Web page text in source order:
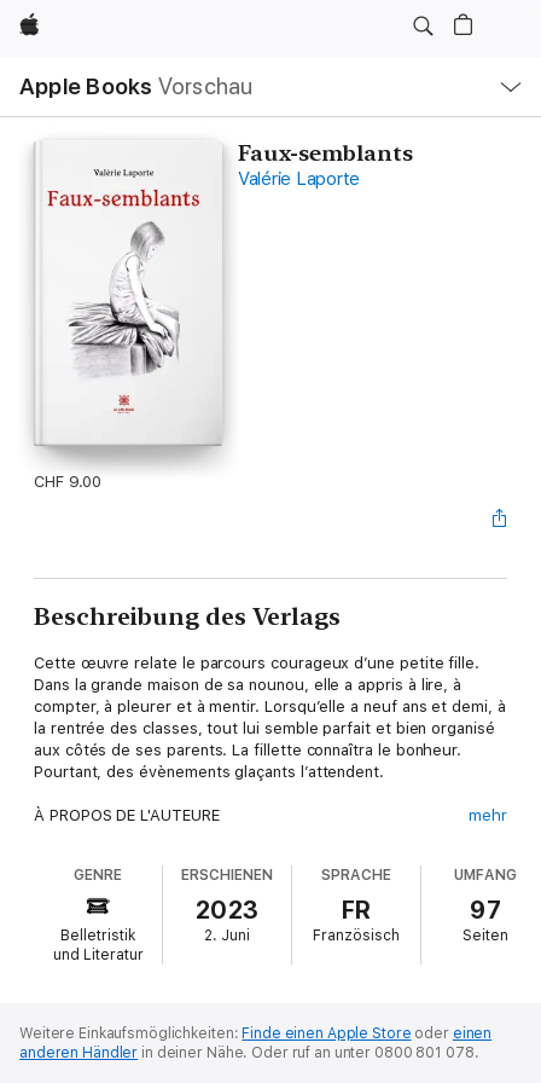
Apple
Apple Books Vorschau
Navigation
Menü
öffnen
Faux-semblants
Valérie Laporte
CHF 9.00
Beschreibung des Verlags
Cette œuvre relate le parcours courageux d’une petite fille.
Dans la grande maison de sa nounou, elle a appris à lire, à
compter, à pleurer et à mentir. Lorsqu’elle a neuf ans et demi, à
la rentrée des classes, tout lui semble parfait et bien organisé
aux côtés de ses parents. La fillette connaîtra le bonheur.
Pourtant, des évènements glaçants l’attendent.
À PROPOS DE L'AUTEURE
tel un accompagnement. Elle se sert de l’écriture pour
sensibiliser les lecteurs aux fléaux qui minent inlassablement la
société.
mehr
GENRE
Belletristik
und Literatur
ERSCHIENEN
2023
2. Juni
SPRACHE
FR
Französisch
UMFANG
97
Seiten
Weitere Einkaufsmöglichkeiten: Finde einen Apple Store oder einen
anderen Händler in deiner Nähe. Oder ruf an unter 0800 801 078.